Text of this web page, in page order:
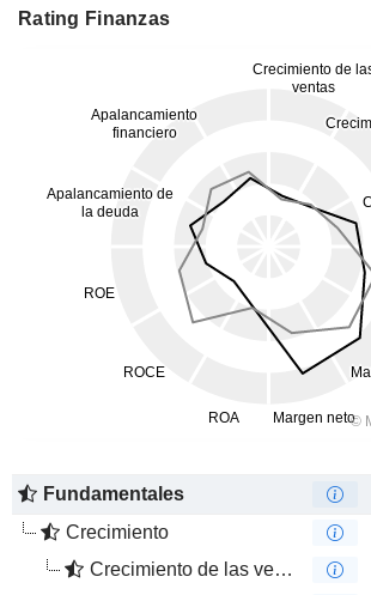
Rating Finanzas
Fundamentales
Crecimiento
Crecimiento de las ventas